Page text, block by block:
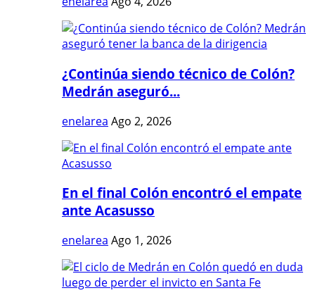
¿Continúa siendo técnico de Colón?
Medrán aseguró...
enelarea Ago 2, 2026
En el final Colón encontró el empate
ante Acasusso
enelarea Ago 1, 2026